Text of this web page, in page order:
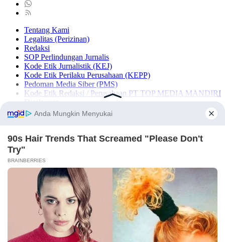
Tentang Kami
Legalitas (Perizinan)
Redaksi
SOP Perlindungan Jurnalis
Kode Etik Jurnalistik (KEJ)
Kode Etik Perilaku Perusahaan (KEPP)
Pedoman Media Siber (PMS)
Kode Etik Redaksi / Perusahaan PT TOP MEDIA MANDIRI
Privacy Policy
×
NASIONAL
SULSEL
MAKASSAR
MAROS
PANGKEP
BARRU
PAREPARE